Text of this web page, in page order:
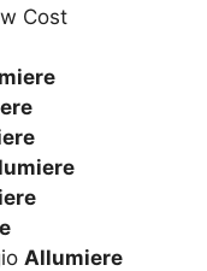
Cost
Allumiere